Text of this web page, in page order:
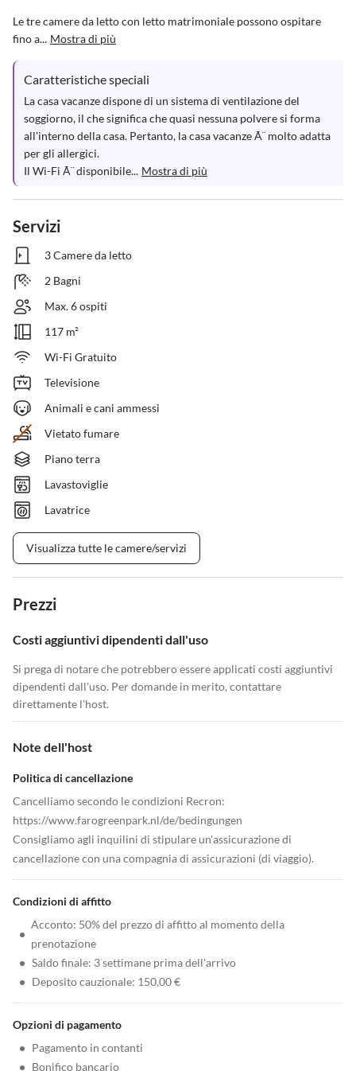
Le tre camere da letto con letto matrimoniale possono ospitare
fino a... Mostra di più
Caratteristiche speciali
La casa vacanze dispone di un sistema di ventilazione del
soggiorno, il che significa che quasi nessuna polvere si forma
all'interno della casa. Pertanto, la casa vacanze Ã¨ molto adatta
per gli allergici.
Il Wi-Fi Ã¨ disponibile... Mostra di più
Servizi
3 Camere da letto
2 Bagni
Max. 6 ospiti
117 m²
Wi-Fi Gratuito
Televisione
Animali e cani ammessi
Vietato fumare
Piano terra
Lavastoviglie
Lavatrice
Visualizza tutte le camere/servizi
Prezzi
Costi aggiuntivi dipendenti dall'uso
Si prega di notare che potrebbero essere applicati costi aggiuntivi
dipendenti dall'uso. Per domande in merito, contattare
direttamente l'host.
Note dell'host
Politica di cancellazione
Cancelliamo secondo le condizioni Recron:
https://www.farogreenpark.nl/de/bedingungen
Consigliamo agli inquilini di stipulare un'assicurazione di
cancellazione con una compagnia di assicurazioni (di viaggio).
Condizioni di affitto
•
Acconto: 50% del prezzo di affitto al momento della
prenotazione
• Saldo finale: 3 settimane prima dell'arrivo
• Deposito cauzionale: 150,00 €
Opzioni di pagamento
• Pagamento in contanti
• Bonifico bancario